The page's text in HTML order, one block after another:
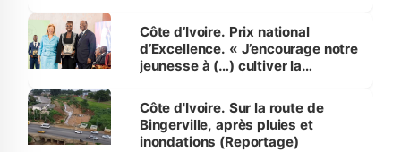
Côte d’Ivoire. Prix national
d’Excellence. « J’encourage notre
jeunesse à (…) cultiver la
(Alassane Ouattara
Côte d'Ivoire. Sur la route de
Bingerville, après pluies et
inondations (Reportage)